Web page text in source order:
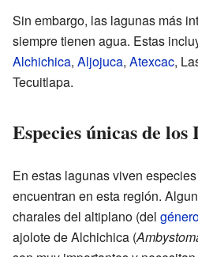
Sin embargo, las lagunas más
siempre tienen agua. Estas
Alchichica, Aljojuca, Atexcac,
Tecuitlapa.
Especies únicas de los
En estas lagunas viven
encuentran en esta región.
charales del altiplano (del
ajolote de Alchichica (